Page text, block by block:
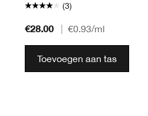
(3)
€28.00 €0.93/ml
Toevoegen aan tas